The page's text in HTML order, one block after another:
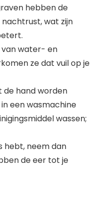
hebben de
wat zijn
van water- en
ze dat vuil op je
hand worden
een wasmachine
wassen;
hebt, neem dan
de eer tot je